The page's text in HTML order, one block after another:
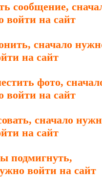
сообщение,
войти на сайт
сначало
на сайт
фото,
войти на сайт
сначало
на сайт
подмигнуть,
войти на сайт